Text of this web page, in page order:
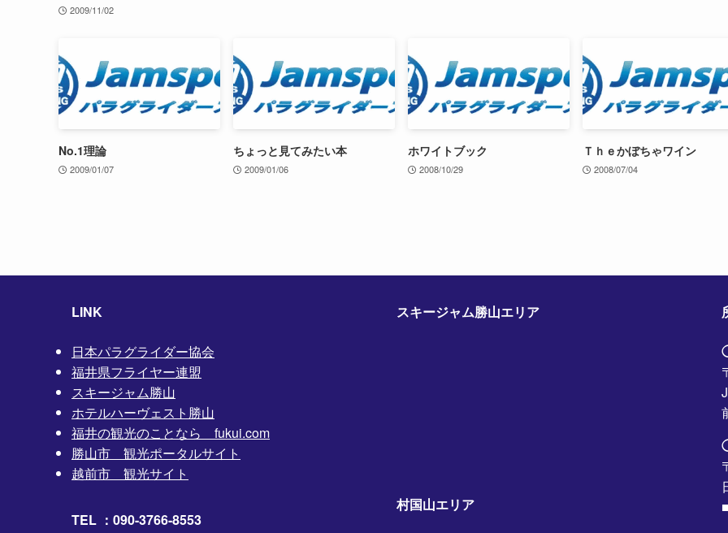
2009/11/02
No.1理論
2009/01/07
ちょっと見てみたい本
2009/01/06
ホワイトブック
2008/10/29
Ｔｈｅかぼちゃワイン
2008/07/04
LINK
日本パラグライダー協会
福井県フライヤー連盟
スキージャム勝山
ホテルハーヴェスト勝山
福井の観光のことなら fukui.com
勝山市 観光ポータルサイト
越前市 観光サイト
TEL ：090-3766-8553
スキージャム勝山エリア
村国山エリア